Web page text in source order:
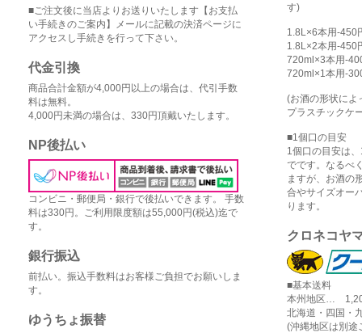
■ご注文後に当店よりお送りいたします【お支払
い手続きのご案内】メールに記載の決済ページに
アクセスし手続きを行って下さい。
代金引換
商品合計金額が4,000円以上の場合は、代引手数
料は無料。
4,000円未満の場合は、330円頂戴いたします。
NP後払い
コンビニ・郵便局・銀行で後払いできます。 手数
料は330円。ご利用限度額は55,000円(税込)迄で
す。
銀行振込
前払い。振込手数料はお客様ご負担でお願いしま
す。
ゆうちょ振替
す)
1.8L×6本用-
1.8L×2本用-
720ml×3本用-
720ml×1本用-
(お酒の形状によ
プラスチックケ
■1個口の目安
1個口の目安は
でです。なるべ
ますが、お酒の
合やサイズオー
ります。
クロネコヤ
■基本送料
本州地区…
北海道・四国
(沖縄地区は別途